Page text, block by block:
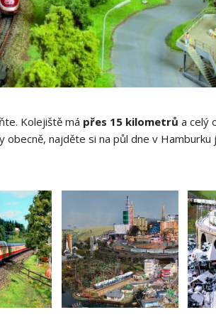
Kolejiště má přes 15 kilometrů a celý
obecně, najděte si na půl dne v Hamburku